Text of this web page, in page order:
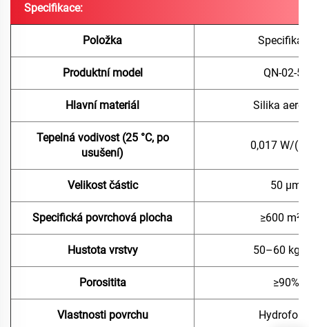
Specifikace:
Položka
Produktní model QN-02-50
Hlavní materiál Silika
Tepelná vodivost (25 °C, po
usušení)
0,017 W/
Velikost částic 50 μm
Specifická povrchová plocha ≥600 m²/
Hustota vrstvy 50–60 kg/
Porositita ≥90%
Vlastnosti povrchu